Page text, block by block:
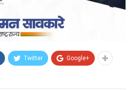
Twitter Google+